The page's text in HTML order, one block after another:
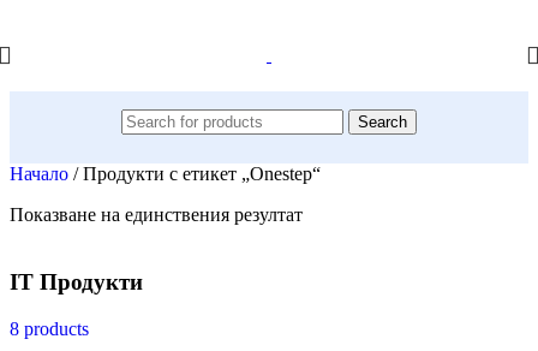
Search
Начало / Продукти с етикет „Onestep“
Показване на единствения резултат
IT Продукти
8 products